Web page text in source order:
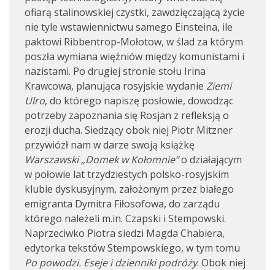
ofiarą stalinowskiej czystki, zawdzięczającą życie
nie tyle wstawiennictwu samego Einsteina, ile
paktowi Ribbentrop-Mołotow, w ślad za którym
poszła wymiana więźniów między komunistami i
nazistami. Po drugiej stronie stołu Irina
Krawcowa, planująca rosyjskie wydanie Ziemi
Ulro, do którego napiszę posłowie, dowodząc
potrzeby zapoznania się Rosjan z refleksją o
erozji ducha. Siedzący obok niej Piotr Mitzner
przywiózł nam w darze swoją książkę
Warszawski „Domek w Kołomnie”o działającym
w połowie lat trzydziestych polsko-rosyjskim
klubie dyskusyjnym, założonym przez białego
emigranta Dymitra Fiłosofowa, do zarządu
którego należeli m.in. Czapski i Stempowski.
Naprzeciwko Piotra siedzi Magda Chabiera,
edytorka tekstów Stempowskiego, w tym tomu
Po powodzi. Eseje i dzienniki podróży. Obok niej